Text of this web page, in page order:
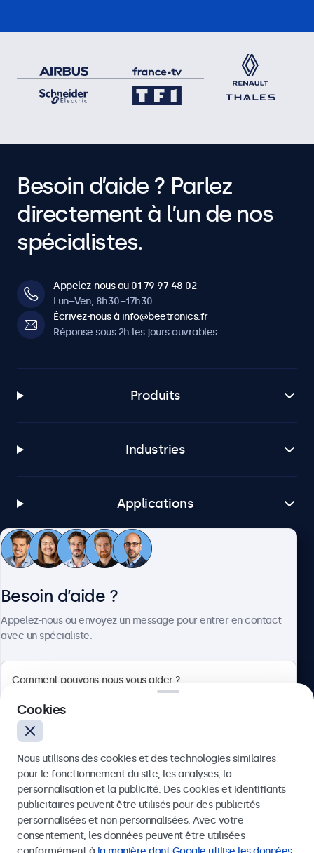
Besoin d’aide ? Parlez
directement à l’un de nos
spécialistes.
Appelez-nous au 01 79 97 48 02
Lun–Ven, 8h30–17h30
Écrivez-nous à info@beetronics.fr
Réponse sous 2h les jours ouvrables
Produits
Industries
Applications
Service client
4.8/5 noté par 5000+ entreprises
Français
Besoin d’aide ?
Appelez-nous ou envoyez un message pour entrer en contact
avec un spécialiste.
Envoyer
Ou appelez-nous au01 79 97 48 02
Cookies
Nous utilisons des cookies et des technologies similaires
pour le fonctionnement du site, les analyses, la
personnalisation et la publicité. Des cookies et identifiants
publicitaires peuvent être utilisés pour des publicités
personnalisées et non personnalisées. Avec votre
consentement, les données peuvent être utilisées